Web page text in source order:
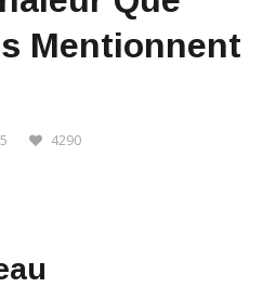
Mentionnent
4290